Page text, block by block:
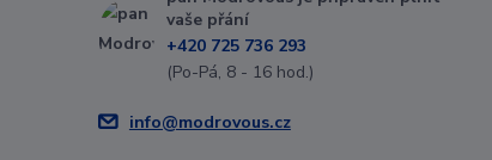
vaše přání
+420 725 736 293
(Po-Pá, 8 - 16 hod.)
info@modrovous.cz